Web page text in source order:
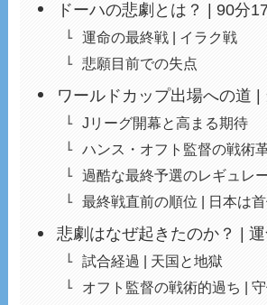
ドーハの悲劇とは？ | 90分
運命の最終戦 | イラク戦
悲願目前での失点
ワールドカップ出場への道 |
Jリーグ開幕と高まる期待
ハンス・オフト監督の戦術
過酷な最終予選のレギュレ
最終戦直前の順位 | 日本は
悲劇はなぜ起きたのか？ |
試合経過 | 天国と地獄
オフト監督の戦術的過ち |